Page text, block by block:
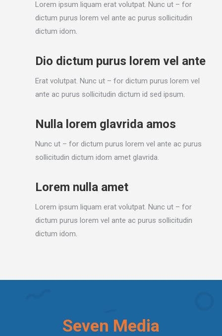
Lorem ipsum liquam erat volutpat. Nunc ut – for
dictum purus lorem vel ante ac purus sollicitudin
dictum idom.
Dio dictum purus lorem vel ante
Erat volutpat. Nunc ut – for dictum purus lorem vel
ante ac purus sollicitudin dictum id sed ipsum.
Nulla lorem glavrida amos
Nunc ut – for dictum purus lorem vel ante ac purus
sollicitudin dictum idom amet glavrida.
Lorem nulla amet
Lorem ipsum liquam erat volutpat. Nunc ut – for
dictum purus lorem vel ante ac purus sollicitudin
dictum idom.
Seven Media